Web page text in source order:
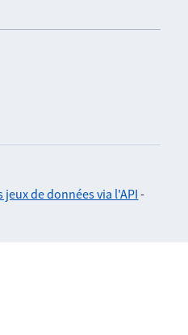
jeux de données via l'API -